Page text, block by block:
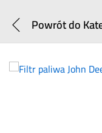
Powrót do